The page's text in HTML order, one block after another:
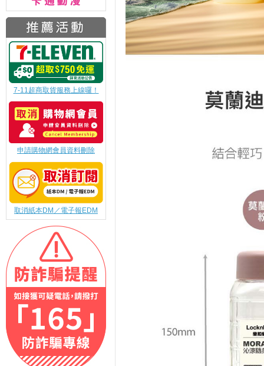
7-11超商取貨服務上線囉！
申請購物網會員資料刪除
取消紙本DM／電子報EDM